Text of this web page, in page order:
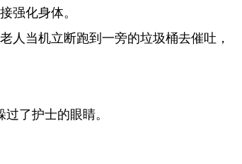
强化身体。
当机立断跑到一旁的垃圾桶去催吐，
了护士的眼睛。